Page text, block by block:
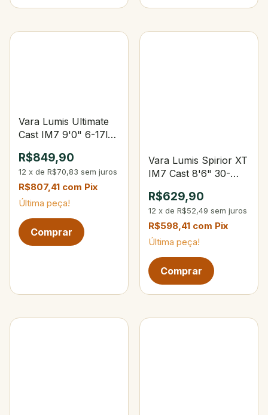
Vara Lumis Ultimate
Cast IM7 9'0" 6-17lbs
R$849,90
12 x de R$70,83 sem juros
R$807,41 com Pix
Última peça!
Vara Lumis Spirior XT
IM7 Cast 8'6" 30-
Partes
R$629,90
12 x de R$52,49 sem juros
R$598,41 com Pix
Última peça!